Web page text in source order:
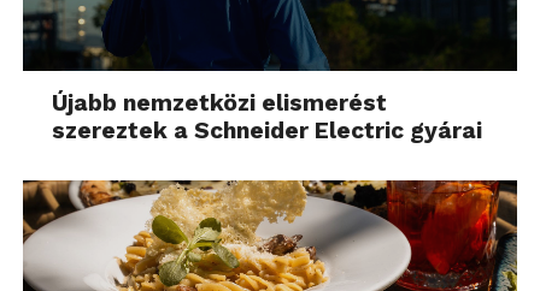
Újabb nemzetközi elismerést
szereztek a Schneider Electric gyárai